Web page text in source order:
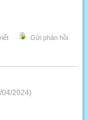
Gửi phản hồi
04/2024)